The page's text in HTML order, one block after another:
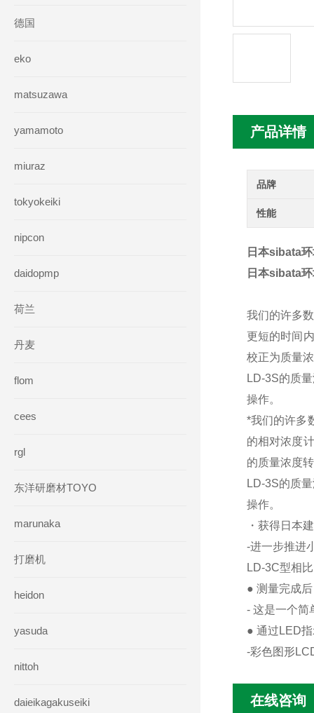
德国
eko
matsuzawa
yamamoto
miuraz
tokyokeiki
nipcon
daidopmp
荷兰
丹麦
flom
cees
rgl
东洋研磨材TOYO
marunaka
打磨机
heidon
yasuda
nittoh
daieikagakuseiki
产品详情
品牌
性能
日本sibata
日本sibata
我们的许多
更短的时间
校正为质量
LD-3S的质
操作。
*我们的许多
的相对浓度
的质量浓度
LD-3S的质
操作。
・获得日本
-进一步推进
LD-3C型相
● 测量完成
- 这是一个简
● 通过LED
-彩色图形
在线咨询